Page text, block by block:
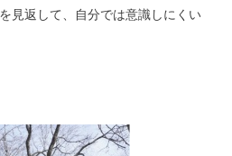
見返して、自分では意識しにくい